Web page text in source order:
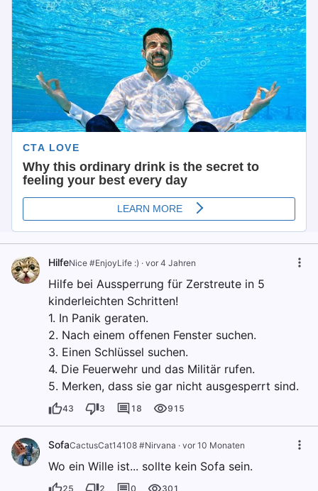
HilfeNice #EnjoyLife :) · vor 4 Jahren
Hilfe bei Aussperrung für Zerstreute in 5
kinderleichten Schritten!
1. In Panik geraten.
2. Nach einem offenen Fenster suchen.
3. Einen Schlüssel suchen.
4. Die Feuerwehr und das Militär rufen.
5. Merken, dass sie gar nicht ausgesperrt sind.
43 3 18 915
SofaCactusCat14108 #Nirvana · vor 10 Monaten
Wo ein Wille ist... sollte kein Sofa sein.
25 2 0 301